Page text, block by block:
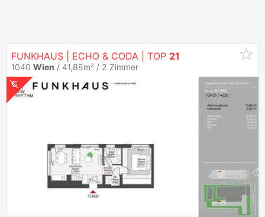
FUNKHAUS | ECHO & CODA | TOP 21
1040 Wien / 41,88m² / 2 Zimmer